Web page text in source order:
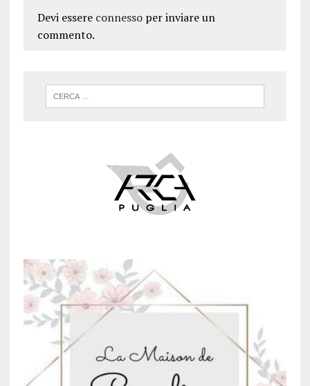
Devi essere connessoper inviare un
commento.